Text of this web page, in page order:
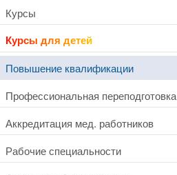
Курсы
Курсы для детей
Повышение квалификации
Профессиональная переподготовка
Аккредитация мед. работников
Рабочие специальности